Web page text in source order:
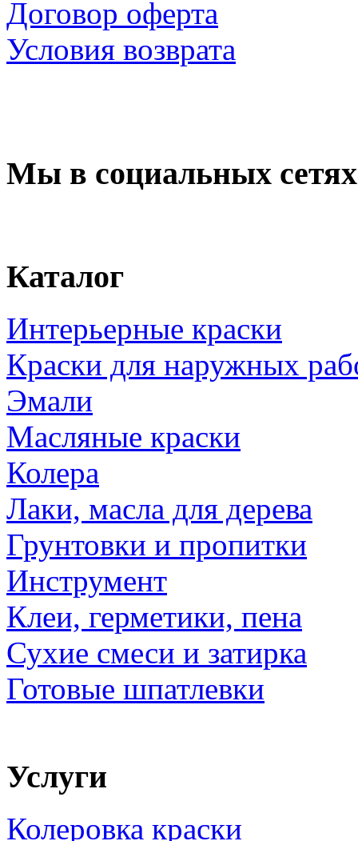
Договор оферта
Условия возврата
Мы в социальных сетях
Каталог
Интерьерные краски
Краски для наружных
Эмали
Масляные краски
Колера
Лаки, масла для дерева
Грунтовки и пропитки
Инструмент
Клеи, герметики, пена
Сухие смеси и затирка
Готовые шпатлевки
Услуги
Колеровка краски